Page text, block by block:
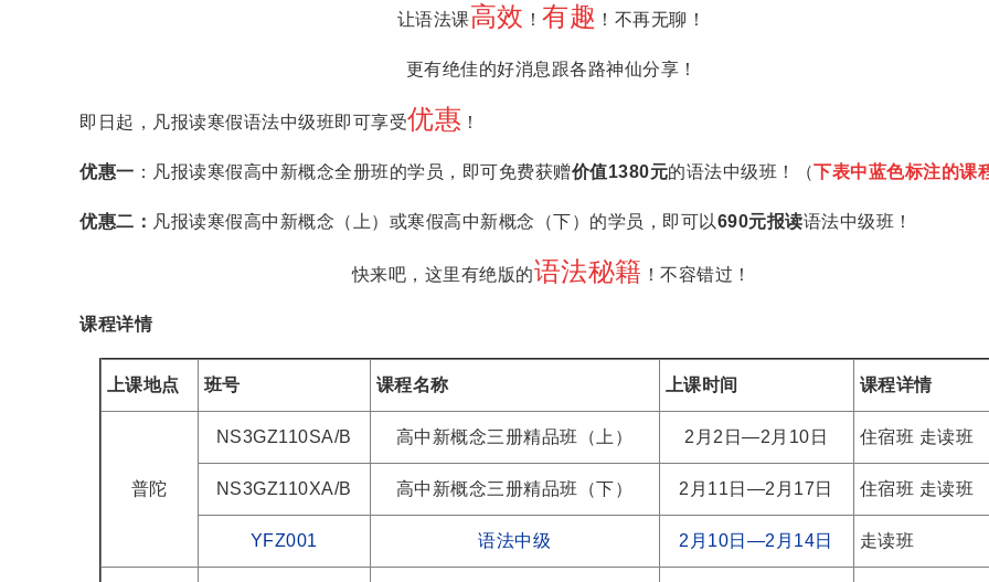
让语法课高效 ！有趣 ！不再无聊！
更有绝佳的好消息跟各路神仙分享！
即日起，凡报读寒假语法中级班即可享受优惠 ！
优惠一 ：凡报读寒假高中新概念全册班的学员，即可免费获赠价值1380元的语法中级班！（下表中蓝色标注的课
优惠二： 凡报读寒假高中新概念（上）或寒假高中新概念（下）的学员，即可以690元报读语法中级班！
快来吧，这里有绝版的语法秘籍 ！不容错过！
课程详情
上课地点 班号 课程名称 上课时间 课程详情
普陀
NS3GZ110SA/B 高中新概念三册精品班（上） 2月2日—2月10日 住宿班 走读班
NS3GZ110XA/B 高中新概念三册精品班（下） 2月11日—2月17日 住宿班 走读班
YFZ001 语法中级 2月10日—2月14日 走读班